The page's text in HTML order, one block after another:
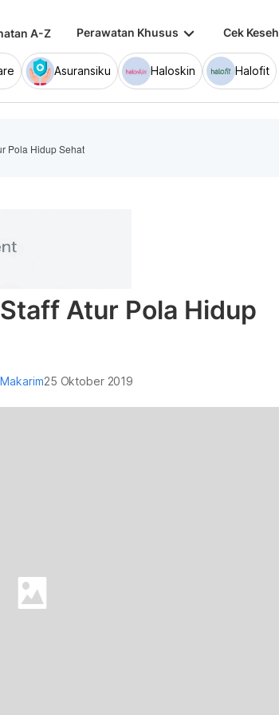
A-Z Perawatan Khusus keyboard_arrow_down Cek
Asuransiku Haloskin Halofit
Pola Hidup Sehat
Atur Pola Hidup
25 Oktober 2019